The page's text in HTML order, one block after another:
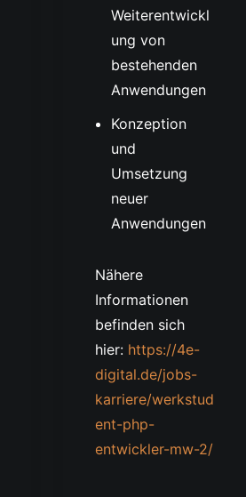
Weiterentwickl
ung von
bestehenden
Anwendungen
Konzeption
und
Umsetzung
neuer
Anwendungen
Nähere
Informationen
befinden sich
hier: https://4e-
digital.de/jobs-
karriere/werkstud
ent-php-
entwickler-mw-2/